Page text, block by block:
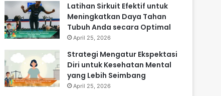
Latihan Sirkuit Efektif untuk
Meningkatkan Daya Tahan
Tubuh Anda secara Optimal
April 25, 2026
Strategi Mengatur Ekspektasi
Diri untuk Kesehatan Mental
yang Lebih Seimbang
April 25, 2026